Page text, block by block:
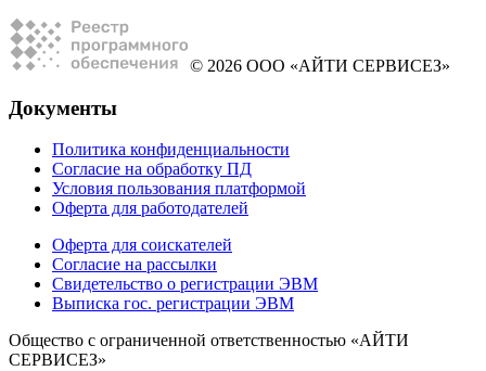
© 2026 ООО «АЙТИ СЕРВИСЕЗ»
Документы
Политика конфиденциальности
Согласие на обработку ПД
Условия пользования платформой
Оферта для работодателей
Оферта для соискателей
Согласие на рассылки
Свидетельство о регистрации ЭВМ
Выписка гос. регистрации ЭВМ
Общество с ограниченной ответственностью «АЙТИ
СЕРВИСЕЗ»